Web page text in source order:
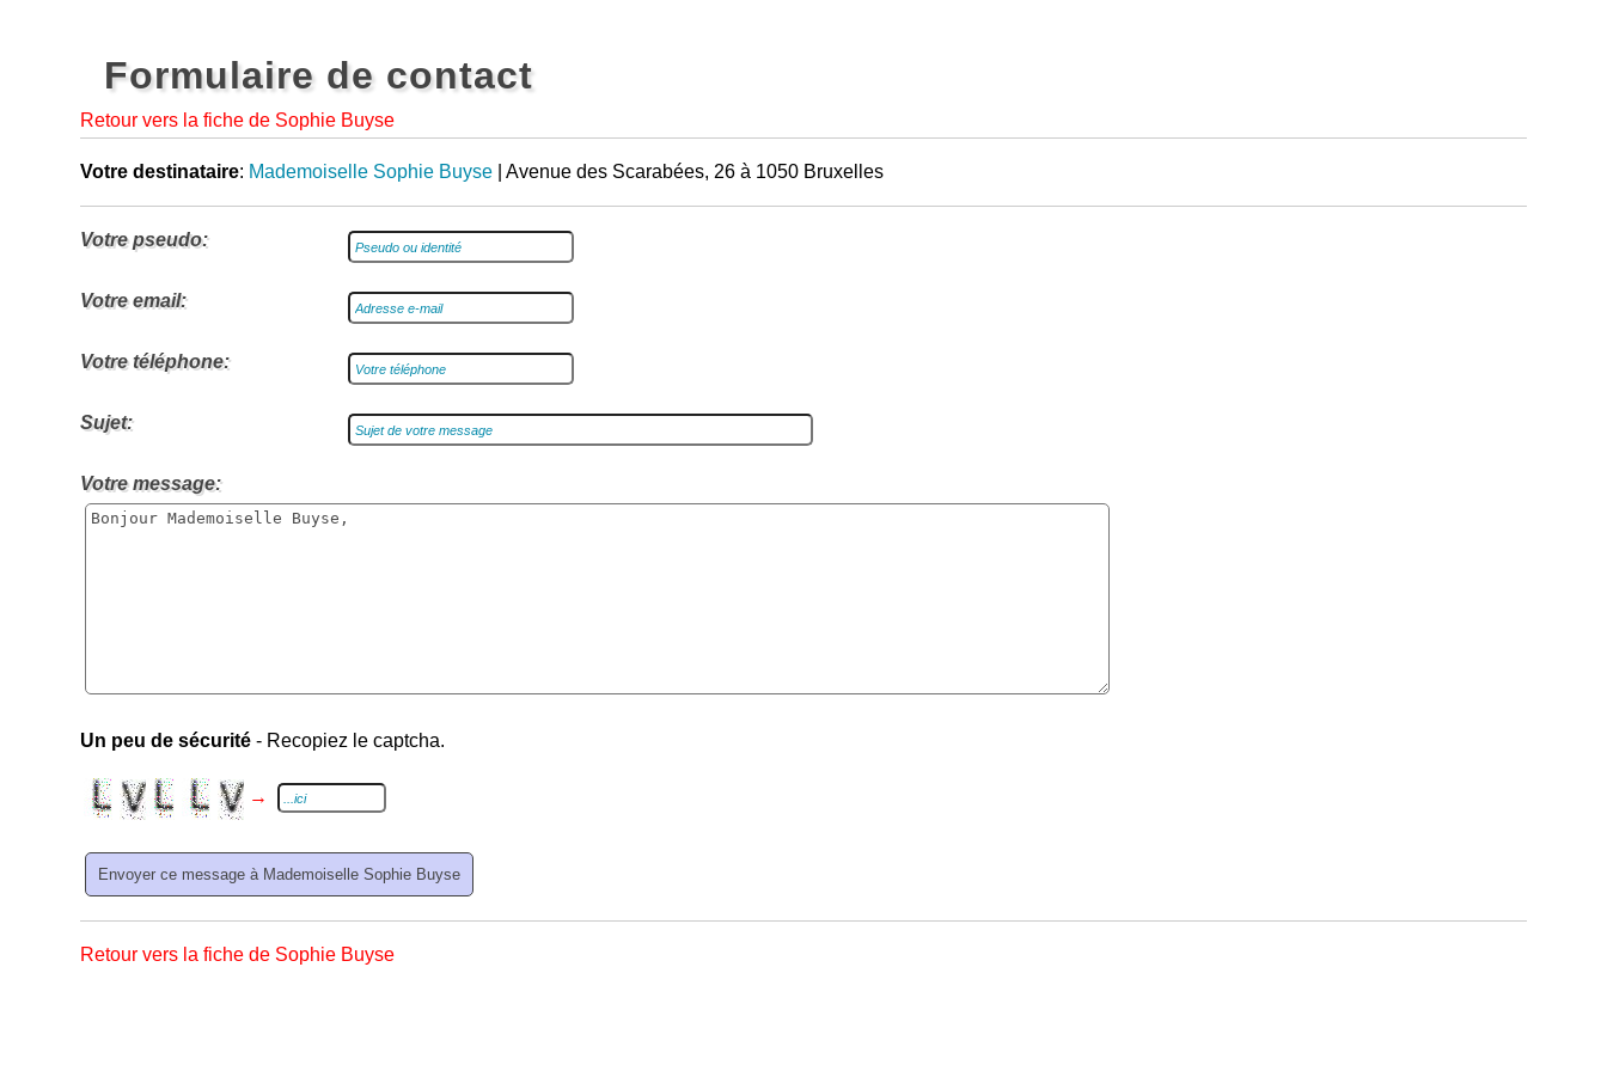
Formulaire de contact
Retour vers la fiche de Sophie Buyse
Votre destinataire: Mademoiselle Sophie Buyse | Avenue des Scarabées, 26 à 1050 Bruxelles
Votre pseudo:
Votre email:
Votre téléphone:
Sujet:
Votre message:
Un peu de sécurité - Recopiez le captcha.
→
Retour vers la fiche de Sophie Buyse